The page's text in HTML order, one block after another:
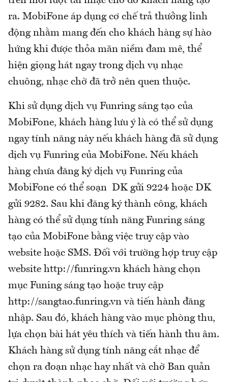
ra. MobiFone áp dụng cơ chế trả thưởng linh
động nhằm mang đến cho khách hàng sự hào
hứng khi được thỏa mãn niềm đam mê, thể
hiện giọng hát ngay trong dịch vụ nhạc
chuông, nhạc chờ đã trở nên quen thuộc.
Khi sử dụng dịch vụ Funring sáng tạo của
MobiFone, khách hàng lưu ý là có thể sử dụng
ngay tính năng này nếu khách hàng đã sử dụng
dịch vụ Funring của MobiFone. Nếu khách
hàng chưa đăng ký dịch vụ Funring của
MobiFone có thể soạn DK gửi 9224 hoặc DK
gửi 9282. Sau khi đăng ký thành công, khách
hàng có thể sử dụng tính năng Funring sáng
tạo của MobiFone bằng việc truy cập vào
website hoặc SMS. Đối với trường hợp truy cập
website http://funring.vn khách hàng chọn
mục Funing sáng tạo hoặc truy cập
http://sangtao.funring.vn và tiến hành đăng
nhập. Sau đó, khách hàng vào mục phòng thu,
lựa chọn bài hát yêu thích và tiến hành thu âm.
Khách hàng sử dụng tính năng cắt nhạc để
chọn ra đoạn nhạc hay nhất và chờ Ban quản